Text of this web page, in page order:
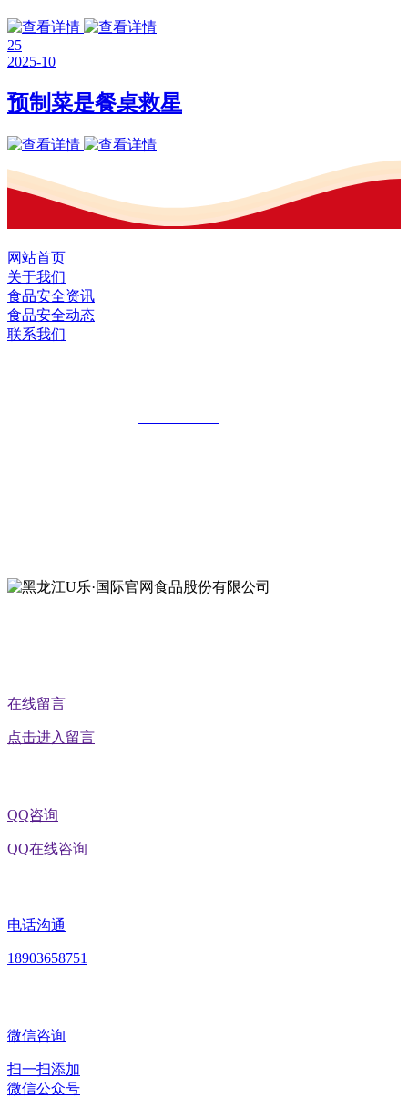
25
2025-10
预制菜是餐桌救星
网站首页
关于我们
食品安全资讯
食品安全动态
联系我们
在线留言
点击进入留言
QQ咨询
QQ在线咨询
电话沟通
18903658751
微信咨询
扫一扫添加
微信公众号